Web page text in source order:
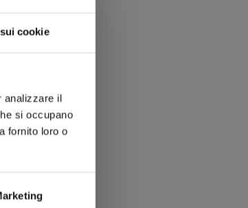
cookie
analizzare il
si occupano
fornito loro o